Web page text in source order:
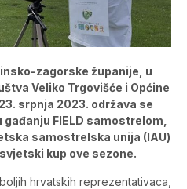
zagorske županije, u
Veliko Trgovišće i Općine
srpnja 2023. održava se
FIELD samostrelom,
samostrelska unija (IAU)
kup ove sezone.
hrvatskih reprezentativaca,